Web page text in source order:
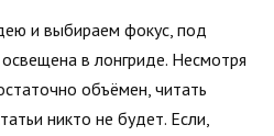
и выбираем фокус, под
в лонгриде. Несмотря
объёмен, читать
никто не будет. Если,